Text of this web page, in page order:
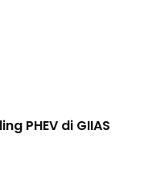
PHEV di GIIAS